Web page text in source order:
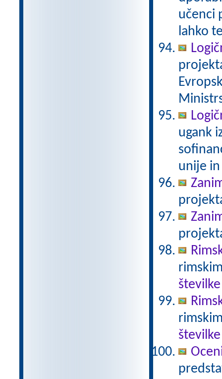
učenci
lahko
ugank
unije
številke